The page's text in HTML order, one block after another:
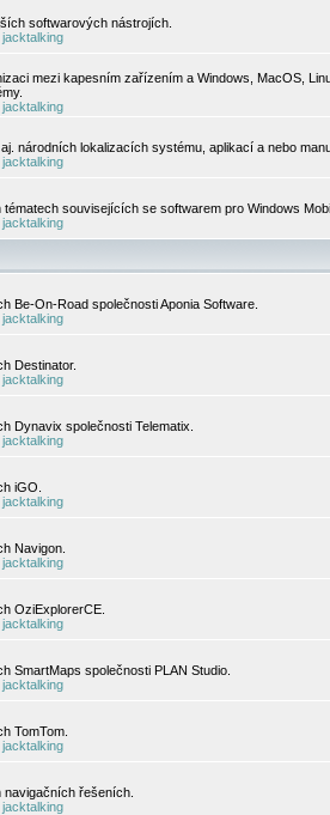
softwarových nástrojích.
jacktalking
mezi kapesním zařízením a Windows, MacOS,
jacktalking
národních lokalizacích systému, aplikací a nebo
jacktalking
souvisejících se softwarem pro Windows
jacktalking
Be-On-Road společnosti Aponia Software.
jacktalking
Destinator.
jacktalking
Dynavix společnosti Telematix.
jacktalking
iGO.
jacktalking
Navigon.
jacktalking
OziExplorerCE.
jacktalking
SmartMaps společnosti PLAN Studio.
jacktalking
TomTom.
jacktalking
řešeních.
jacktalking